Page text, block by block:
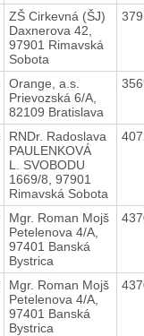
ZŠ Cirkevná (ŠJ)
Daxnerova 42,
97901 Rimavská
Sobota
Orange, a.s.
Prievozská 6/A,
82109 Bratislava
RNDr. Radoslava
PAULENKOVÁ
L. SVOBODU
1669/8, 97901
Rimavská Sobota
Mgr. Roman Mojš
Petelenova 4/A,
97401 Banská
Bystrica
Mgr. Roman Mojš
Petelenova 4/A,
97401 Banská
Bystrica